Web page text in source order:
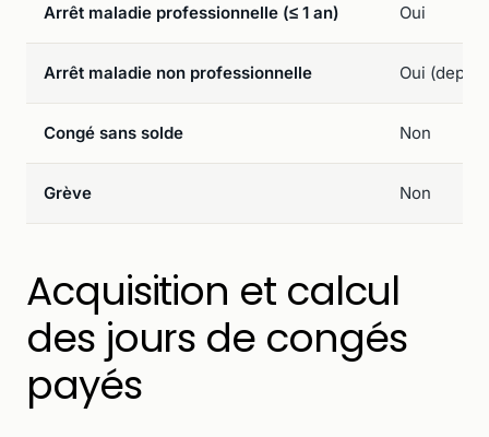
Arrêt maladie professionnelle (≤ 1 an) Oui
Arrêt maladie non professionnelle Oui
Congé sans solde Non
Grève Non
Acquisition et calcul
des jours de congés
payés